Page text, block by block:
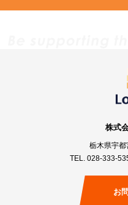
株式
栃木県宇都
TEL. 028-333-
お